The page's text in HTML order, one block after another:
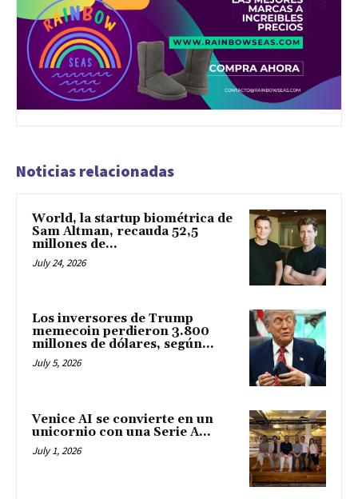
Noticias relacionadas
World, la startup biométrica de
Sam Altman, recauda 52,5
millones de...
July 24, 2026
Los inversores de Trump
memecoin perdieron 3.800
millones de dólares, según...
July 5, 2026
Venice AI se convierte en un
unicornio con una Serie A...
July 1, 2026